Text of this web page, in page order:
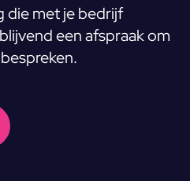
die met je bedrijf
een afspraak om